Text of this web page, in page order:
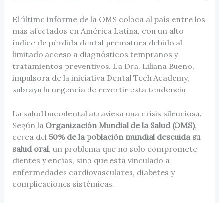
El último informe de la OMS coloca al país entre los
más afectados en América Latina, con un alto
índice de pérdida dental prematura debido al
limitado acceso a diagnósticos tempranos y
tratamientos preventivos. La Dra. Liliana Bueno,
impulsora de la iniciativa Dental Tech Academy,
subraya la urgencia de revertir esta tendencia
La salud bucodental atraviesa una crisis silenciosa.
Según la Organización Mundial de la Salud (OMS),
cerca del 50% de la población mundial descuida su
salud oral, un problema que no solo compromete
dientes y encías, sino que está vinculado a
enfermedades cardiovasculares, diabetes y
complicaciones sistémicas.